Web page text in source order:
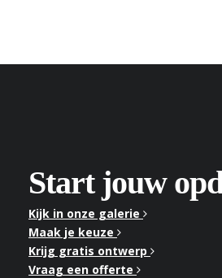
Start jouw
Kijk in onze galerie
Maak je keuze
Krijg gratis ontwerp
Vraag een offerte